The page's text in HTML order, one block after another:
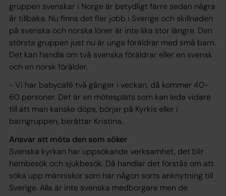
gruppen svenskar i Norge är betydligt färre sedan några
år tillbaka. Nu finns det fler jobb i Sverige och skillnaden
på svenska och norska löner är inte lika stor längre. Den
största gruppen just nu är unga föräldrar med små barn.
Det kan handla om två svenska föräldrar eller en svensk
och en norsk förälder.
- Vi har babycafé två gånger i veckan, då kommer 40-
60 personer. Det är en mötesplats som kan leda vidare
till att man kanske döps, börjar på Kyrkis eller i
barngruppen, berättar Kristina.
Ansvar att möta den som söker
Svenska kyrkan har uppsökande verksamhet, det blir
hembesök och sjukbesök. Då handlar det förstås om att
söka upp människor som har någon sorts anknytning till
Sverige. Alla är inte svenska medborgare men de